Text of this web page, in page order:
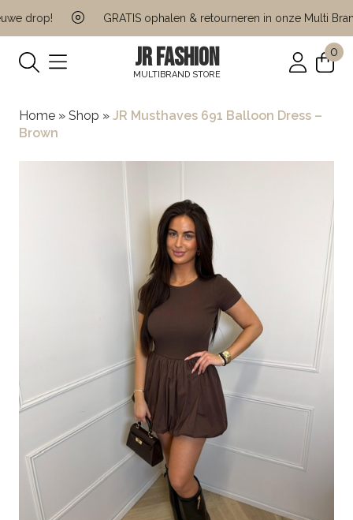
drop! GRATIS ophalen & retourneren in onze Multi
JR FASHION
MULTIBRAND STORE
0
Home » Shop » JR Musthaves 691 Balloon Dress –
Brown